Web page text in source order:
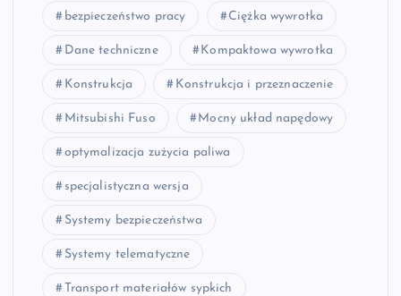
bezpieczeństwo pracy Ciężka wywrotka
Dane techniczne Kompaktowa wywrotka
Konstrukcja Konstrukcja i przeznaczenie
Mitsubishi Fuso Mocny układ napędowy
optymalizacja zużycia paliwa
specjalistyczna wersja
Systemy bezpieczeństwa
Systemy telematyczne
Transport materiałów sypkich